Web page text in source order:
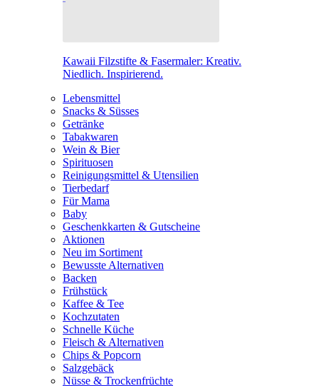
Kawaii Filzstifte & Fasermaler: Kreativ.
Niedlich. Inspirierend.
Lebensmittel
Snacks & Süsses
Getränke
Tabakwaren
Wein & Bier
Spirituosen
Reinigungsmittel & Utensilien
Tierbedarf
Für Mama
Baby
Geschenkkarten & Gutscheine
Aktionen
Neu im Sortiment
Bewusste Alternativen
Backen
Frühstück
Kaffee & Tee
Kochzutaten
Schnelle Küche
Fleisch & Alternativen
Chips & Popcorn
Salzgebäck
Nüsse & Trockenfrüchte